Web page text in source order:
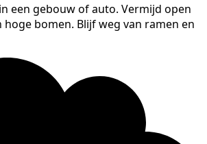
een gebouw of auto. Vermijd open
bomen. Blijf weg van ramen en